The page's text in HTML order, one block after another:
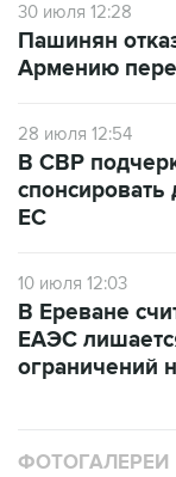
30 июля 12:28
Пашинян
Армению
28 июля 12:54
В СВР
ЕС
10 июля 12:03
В Ереване
ЕАЭС
ограничений
ФОТОГАЛЕРЕИ